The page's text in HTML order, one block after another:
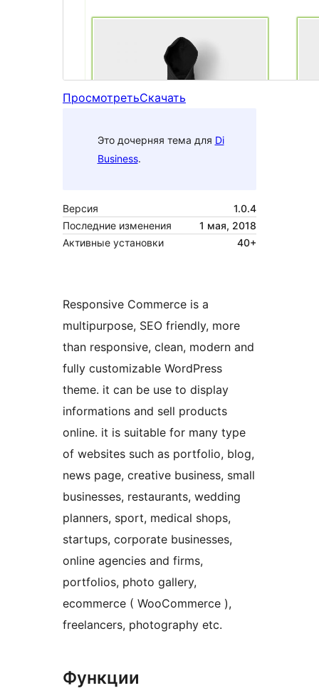
ПросмотретьСкачать
Это дочерняя тема для Di
Business.
Версия
1.0.4
Последние изменения
1 мая, 2018
Активные установки
40+
Responsive Commerce is a
multipurpose, SEO friendly, more
than responsive, clean, modern and
fully customizable WordPress
theme. it can be use to display
informations and sell products
online. it is suitable for many type
of websites such as portfolio, blog,
news page, creative business, small
businesses, restaurants, wedding
planners, sport, medical shops,
startups, corporate businesses,
online agencies and firms,
portfolios, photo gallery,
ecommerce ( WooCommerce ),
freelancers, photography etc.
Функции